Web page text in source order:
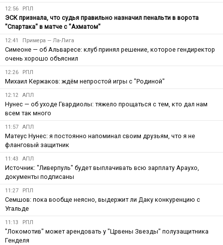
12:56 РПЛ
ЭСК признала, что судья правильно назначил пенальти в ворота
"Спартака" в матче с "Ахматом"
12:41 Примера — Ла-Лига
Симеоне — об Альваресе: клуб принял решение, которое гендиректор
очень хорошо объяснил
12:26 РПЛ
Михаил Кержаков: ждём непростой игры с "Родиной"
12:12 АПЛ
Нунес — об уходе Гвардиолы: тяжело прощаться с тем, кто дал нам
всем так много
11:57 АПЛ
Матеус Нунес: я постоянно напоминал своим друзьям, что я не
фланговый защитник
11:43 АПЛ
Источник: "Ливерпуль" будет выплачивать всю зарплату Араухо,
документы подписаны
11:27 РПЛ
Семшов: пока вообще неясно, выдержит ли Даку конкуренцию с
Угальде
11:13 РПЛ
"Локомотив" может арендовать у "Црвены Звезды" полузащитника
Генделя